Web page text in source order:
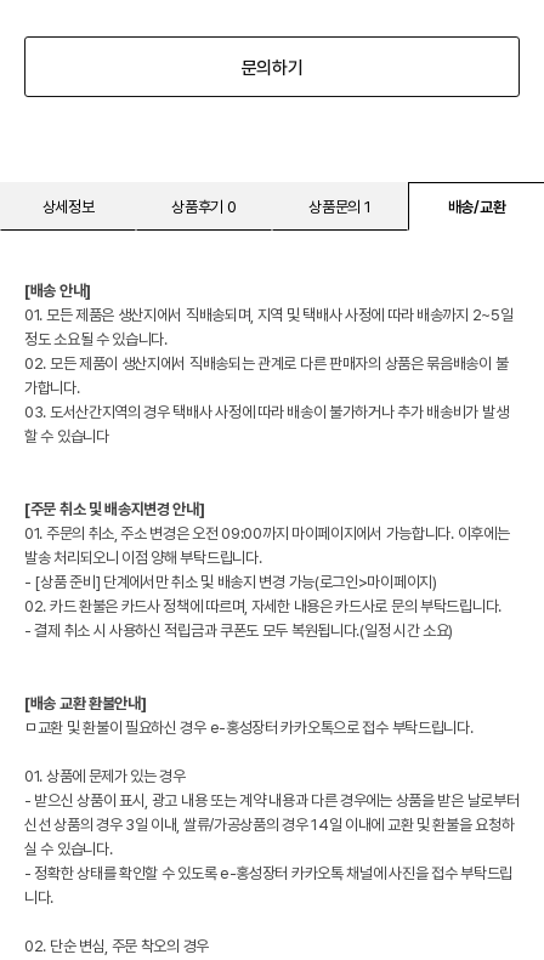
문의하기
상세정보 상품후기 0 상품문의 1 배송/교환
[배송 안내]
01. 모든 제품은 생산지에서 직배송되며, 지역 및 택배사 사정에 따라 배송까지 2~5일
정도 소요될 수 있습니다.
02. 모든 제품이 생산지에서 직배송되는 관계로 다른 판매자의 상품은 묶음배송이 불
가합니다.
03. 도서산간지역의 경우 택배사 사정에 따라 배송이 불가하거나 추가 배송비가 발생
할 수 있습니다
[주문 취소 및 배송지변경 안내]
01. 주문의 취소, 주소 변경은 오전 09:00까지 마이페이지에서 가능합니다. 이후에는
발송 처리되오니 이점 양해 부탁드립니다.
- [상품 준비] 단계에서만 취소 및 배송지 변경 가능(로그인>마이페이지)
02. 카드 환불은 카드사 정책에 따르며, 자세한 내용은 카드사로 문의 부탁드립니다.
- 결제 취소 시 사용하신 적립금과 쿠폰도 모두 복원됩니다.(일정 시간 소요)
[배송 교환 환불안내]
ㅁ교환 및 환불이 필요하신 경우 e-홍성장터 카카오톡으로 접수 부탁드립니다.
01. 상품에 문제가 있는 경우
- 받으신 상품이 표시, 광고 내용 또는 계약 내용과 다른 경우에는 상품을 받은 날로부터
신선 상품의 경우 3일 이내, 쌀류/가공상품의 경우 14일 이내에 교환 및 환불을 요청하
실 수 있습니다.
- 정확한 상태를 확인할 수 있도록 e-홍성장터 카카오톡 채널에 사진을 접수 부탁드립
니다.
02. 단순 변심, 주문 착오의 경우